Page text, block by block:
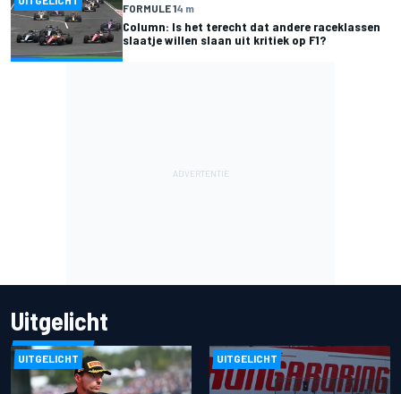
FORMULE 14 m
Column: Is het terecht dat andere raceklassen
slaatje willen slaan uit kritiek op F1?
Uitgelicht
UITGELICHT UITGELICHT